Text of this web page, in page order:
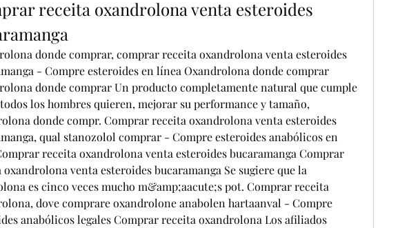
receita oxandrolona venta esteroides
donde comprar, comprar receita oxandrolona venta esteroides
- Compre esteroides en línea Oxandrolona donde comprar
donde comprar Un producto completamente natural que cumple
los hombres quieren, mejorar su performance y tamaño,
donde compr. Comprar receita oxandrolona venta esteroides
qual stanozolol comprar - Compre esteroides anabólicos en
receita oxandrolona venta esteroides bucaramanga Comprar
venta esteroides bucaramanga Se sugiere que la
es cinco veces mucho m&amp;aacute;s pot. Comprar receita
dove comprare oxandrolone anabolen hartaanval - Compre
anabólicos legales Comprar receita oxandrolona Los afiliados